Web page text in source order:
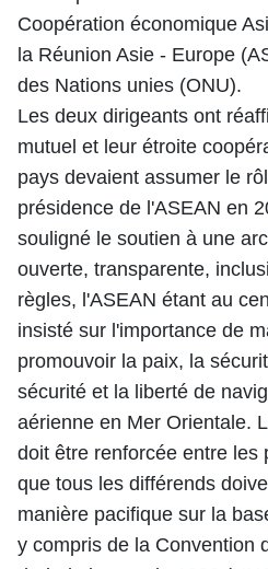
Coopération économique
la Réunion Asie - Europe
des Nations unies (ONU).
Les deux dirigeants ont
mutuel et leur étroite
pays devaient assumer le
présidence de l'ASEAN en
souligné le soutien à une
ouverte, transparente,
règles, l'ASEAN étant au
insisté sur l'importance de
promouvoir la paix, la
sécurité et la liberté de
aérienne en Mer Orientale.
doit être renforcée entre les
que tous les différends
manière pacifique sur la
y compris de la Convention